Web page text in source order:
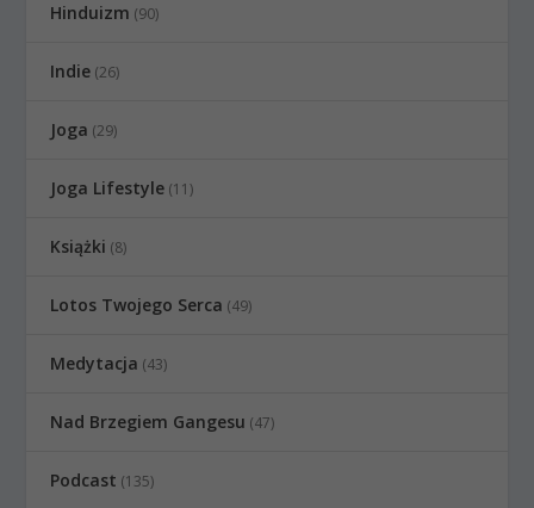
Hinduizm (90)
Indie (26)
Joga (29)
Joga Lifestyle (11)
Książki (8)
Lotos Twojego Serca (49)
Medytacja (43)
Nad Brzegiem Gangesu (47)
Podcast (135)